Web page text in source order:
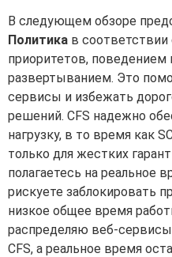
В следующем обзоре
Политика в
приоритетов,
развертыванием. Это
сервисы и избежать
решений. CFS надежно
нагрузку, в то время как
только для жестких
полагаетесь на реальное
рискуете заблокировать
низкое общее время
распределяю веб-сервисы
CFS, а реальное время